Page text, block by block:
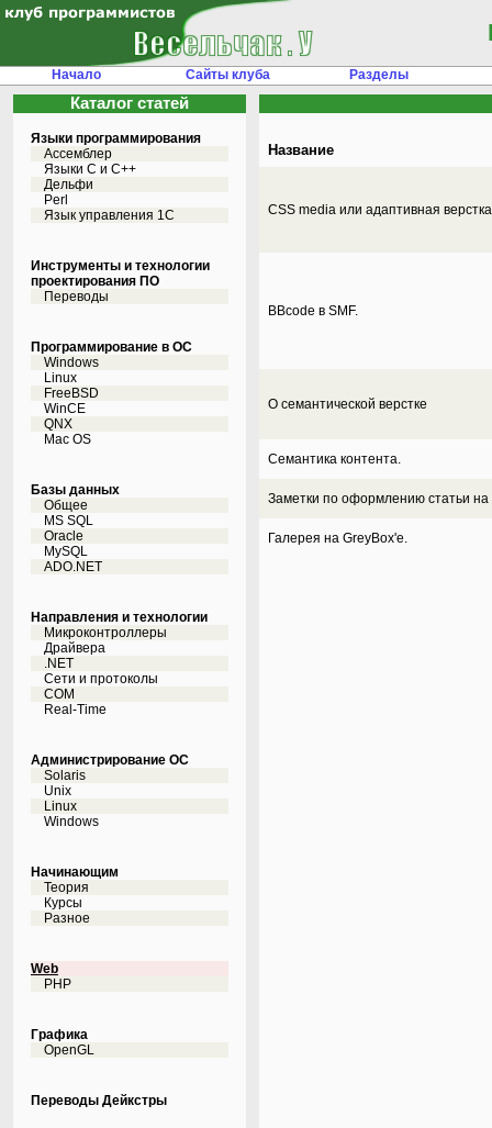
Начало Сайты клуба Разделы
Каталог статей
Языки программирования
Ассемблер
Языки С и C++
Дельфи
Perl
Язык управления 1С
Инструменты и технологии
проектирования ПО
Переводы
Программирование в ОС
Windows
Linux
FreeBSD
WinCE
QNX
Mac OS
Базы данных
Общее
MS SQL
Oracle
MySQL
ADO.NET
Направления и технологии
Микроконтроллеры
Драйвера
.NET
Сети и протоколы
COM
Real-Time
Администрирование ОС
Solaris
Unix
Linux
Windows
Начинающим
Теория
Курсы
Разное
Web
PHP
Графика
OpenGL
Переводы Дейкстры
Название
CSS media или адаптивная верстка
BBcode в SMF.
О семантической верстке
Семантика контента.
Заметки по оформлению статьи на
Галерея на GreyBox'е.